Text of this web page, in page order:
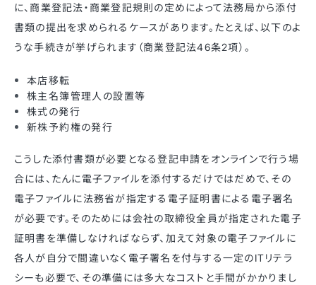
に、商業登記法・商業登記規則の定めによって法務局から添付
書類の提出を求められるケースがあります。たとえば、以下のよ
うな手続きが挙げられます（商業登記法46条2項）。
本店移転
株主名簿管理人の設置等
株式の発行
新株予約権の発行
こうした添付書類が必要となる登記申請をオンラインで行う場
合には、たんに電子ファイルを添付するだけではだめで、その
電子ファイルに法務省が指定する電子証明書による電子署名
が必要です。そのためには会社の取締役全員が指定された電子
証明書を準備しなければならず、加えて対象の電子ファイルに
各人が自分で間違いなく電子署名を付与する一定のITリテラ
シーも必要で、その準備には多大なコストと手間がかかりまし